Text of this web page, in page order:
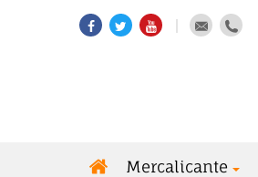
Mercalicante